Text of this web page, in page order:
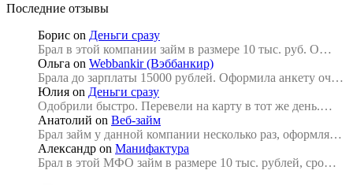
Последние отзывы
Борис on Деньги сразу
Брал в этой компании займ в размере 10 тыс. руб. О…
Ольга on Webbankir (Вэббанкир)
Брала до зарплаты 15000 рублей. Оформила анкету оч…
Юлия on Деньги сразу
Одобрили быстро. Перевели на карту в тот же день.…
Анатолий on Веб-займ
Брал займ у данной компании несколько раз, оформля…
Александр on Манифактура
Брал в этой МФО займ в размере 10 тыс. рублей, сро…